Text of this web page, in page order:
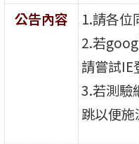
公告內容
1.請各位
2.若
請嘗試IE
3.若測驗
跳以便施